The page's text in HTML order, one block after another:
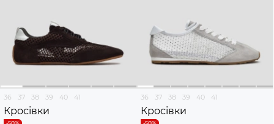
36 37 38 39 40 41
Кросівки
36 37 38 39 40 41
Кросівки